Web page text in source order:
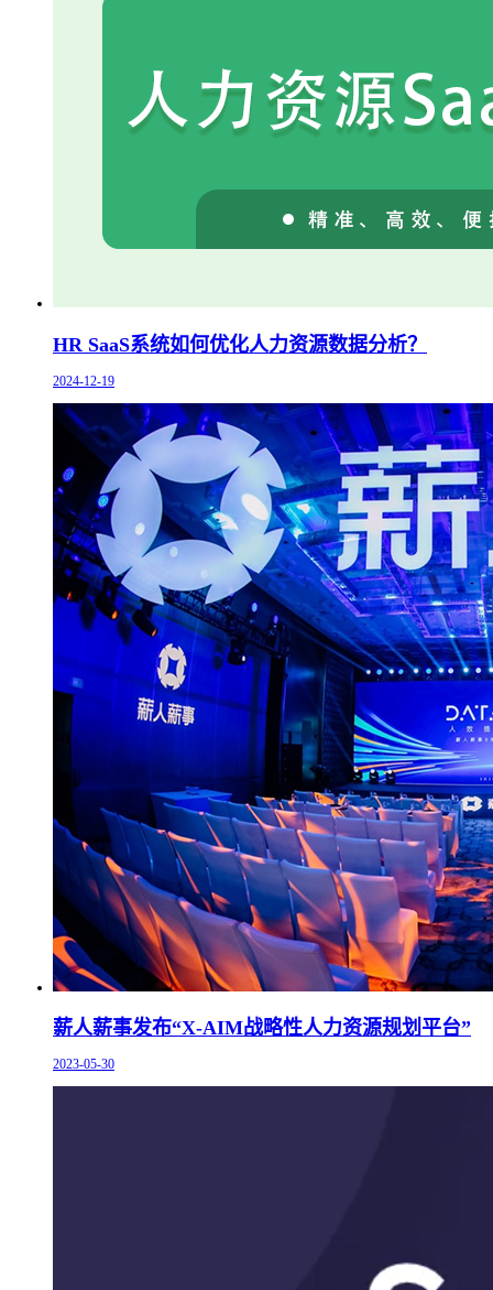
HR SaaS系统如何优化人力资源数据分析？
2024-12-19
薪人薪事发布“X-AIM战略性人力资源规划平台”
2023-05-30